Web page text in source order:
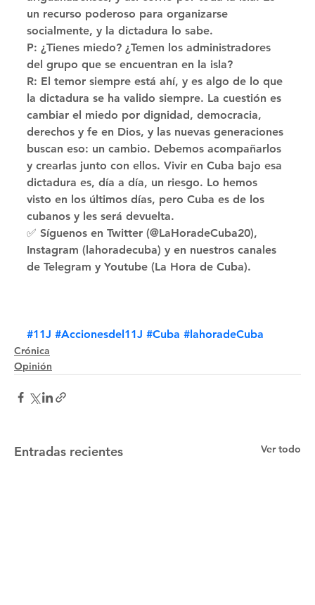
un recurso poderoso para organizarse
socialmente, y la dictadura lo sabe.
P: ¿Tienes miedo? ¿Temen los administradores
del grupo que se encuentran en la isla?
R: El temor siempre está ahí, y es algo de lo que
la dictadura se ha valido siempre. La cuestión es
cambiar el miedo por dignidad, democracia,
derechos y fe en Dios, y las nuevas generaciones
buscan eso: un cambio. Debemos acompañarlos
y crearlas junto con ellos. Vivir en Cuba bajo esa
dictadura es, día a día, un riesgo. Lo hemos
visto en los últimos días, pero Cuba es de los
cubanos y les será devuelta.
✅ Síguenos en Twitter (@LaHoradeCuba20),
Instagram (lahoradecuba) y en nuestros canales
de Telegram y Youtube (La Hora de Cuba).
#11J #Accionesdel11J #Cuba #lahoradeCuba
Crónica
Opinión
Entradas recientes Ver todo